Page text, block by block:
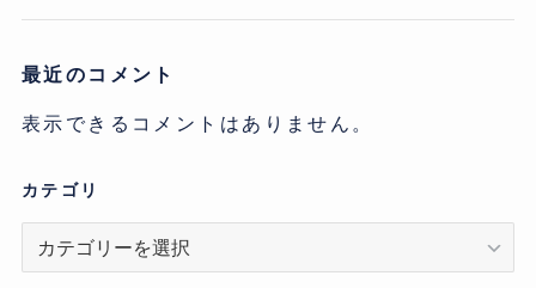
最近のコメント
表示できるコメントはありません。
カテゴリ